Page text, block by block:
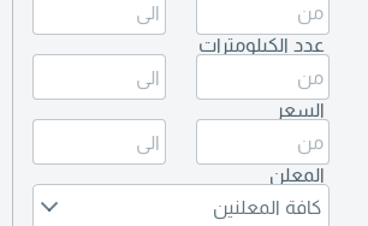
عدد الكيلومترات
السعر
المعلن
كافة المعلنين